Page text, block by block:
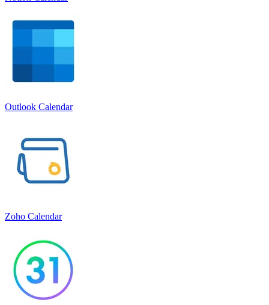
Outlook Calendar
Zoho Calendar